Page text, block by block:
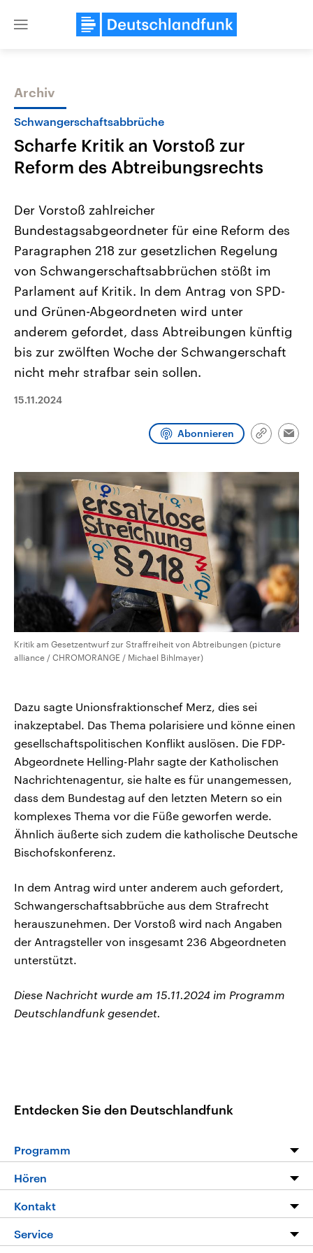
Close
Themen
Landtagswahl Sachsen-Anhalt
2026
Alle Informationen
Sachsen-Anhalt wählt am 6.
September 2026 einen neuen
Landtag. Seit 2021 wird das
Bundesland von einer Koalition aus
CDU, SPD und FDP regiert.-
Umfragen, Prognosen,
Wahlprogramme, aktuelle Berichte
und Hintergründe zu den Parteien
und Kandidaten der anstehenden
Wahl.
USA
Aktuelle Beiträge,
Hintergründe
Wirtschaftlich und
gehören die Vereinigten
den mächtigsten Ländern
mit großem Einfluss auf
Sendungen Programm Podcasts
Archiv
Schwangerschaftsabbrüche
Scharfe Kritik an Vorstoß zur
Reform des Abtreibungsrechts
Der Vorstoß zahlreicher
Bundestagsabgeordneter für eine Reform des
Paragraphen 218 zur gesetzlichen Regelung
von Schwangerschaftsabbrüchen stößt im
Parlament auf Kritik. In dem Antrag von SPD-
und Grünen-Abgeordneten wird unter
anderem gefordet, dass Abtreibungen künftig
bis zur zwölften Woche der Schwangerschaft
nicht mehr strafbar sein sollen.
15.11.2024
Abonnieren
Link
Kritik am Gesetzentwurf zur Straffreiheit von Abtreibungen (picture
alliance / CHROMORANGE / Michael Bihlmayer)
Dazu sagte Unionsfraktionschef Merz, dies sei
inakzeptabel. Das Thema polarisiere und könne einen
gesellschaftspolitischen Konflikt auslösen. Die FDP-
Abgeordnete Helling-Plahr sagte der Katholischen
Nachrichtenagentur, sie halte es für unangemessen,
dass dem Bundestag auf den letzten Metern so ein
komplexes Thema vor die Füße geworfen werde.
Ähnlich äußerte sich zudem die katholische Deutsche
Bischofskonferenz.
In dem Antrag wird unter anderem auch gefordert,
Schwangerschaftsabbrüche aus dem Strafrecht
herauszunehmen. Der Vorstoß wird nach Angaben
der Antragsteller von insgesamt 236 Abgeordneten
unterstützt.
Diese Nachricht wurde am 15.11.2024 im Programm
Deutschlandfunk gesendet.
Entdecken Sie den Deutschlandfunk
Programm
Programm
Die Nachrichten
Nachrichtenleicht
Hören
Livestream
Podcasts
Kontakt
Hörerservice
Service